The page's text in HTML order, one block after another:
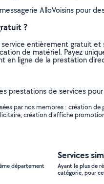
AlloVoisins pour
?
entièrement gratuit
de matériel. Payez
en ligne de la prestation
prestations de services
par nos membres : création
création d'affiche
département
Services
Ayant le plus de
catégorie, pour